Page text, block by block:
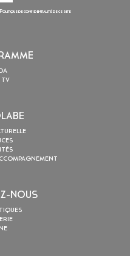
Politique de confidentialitéde ce site
TV
NOUS